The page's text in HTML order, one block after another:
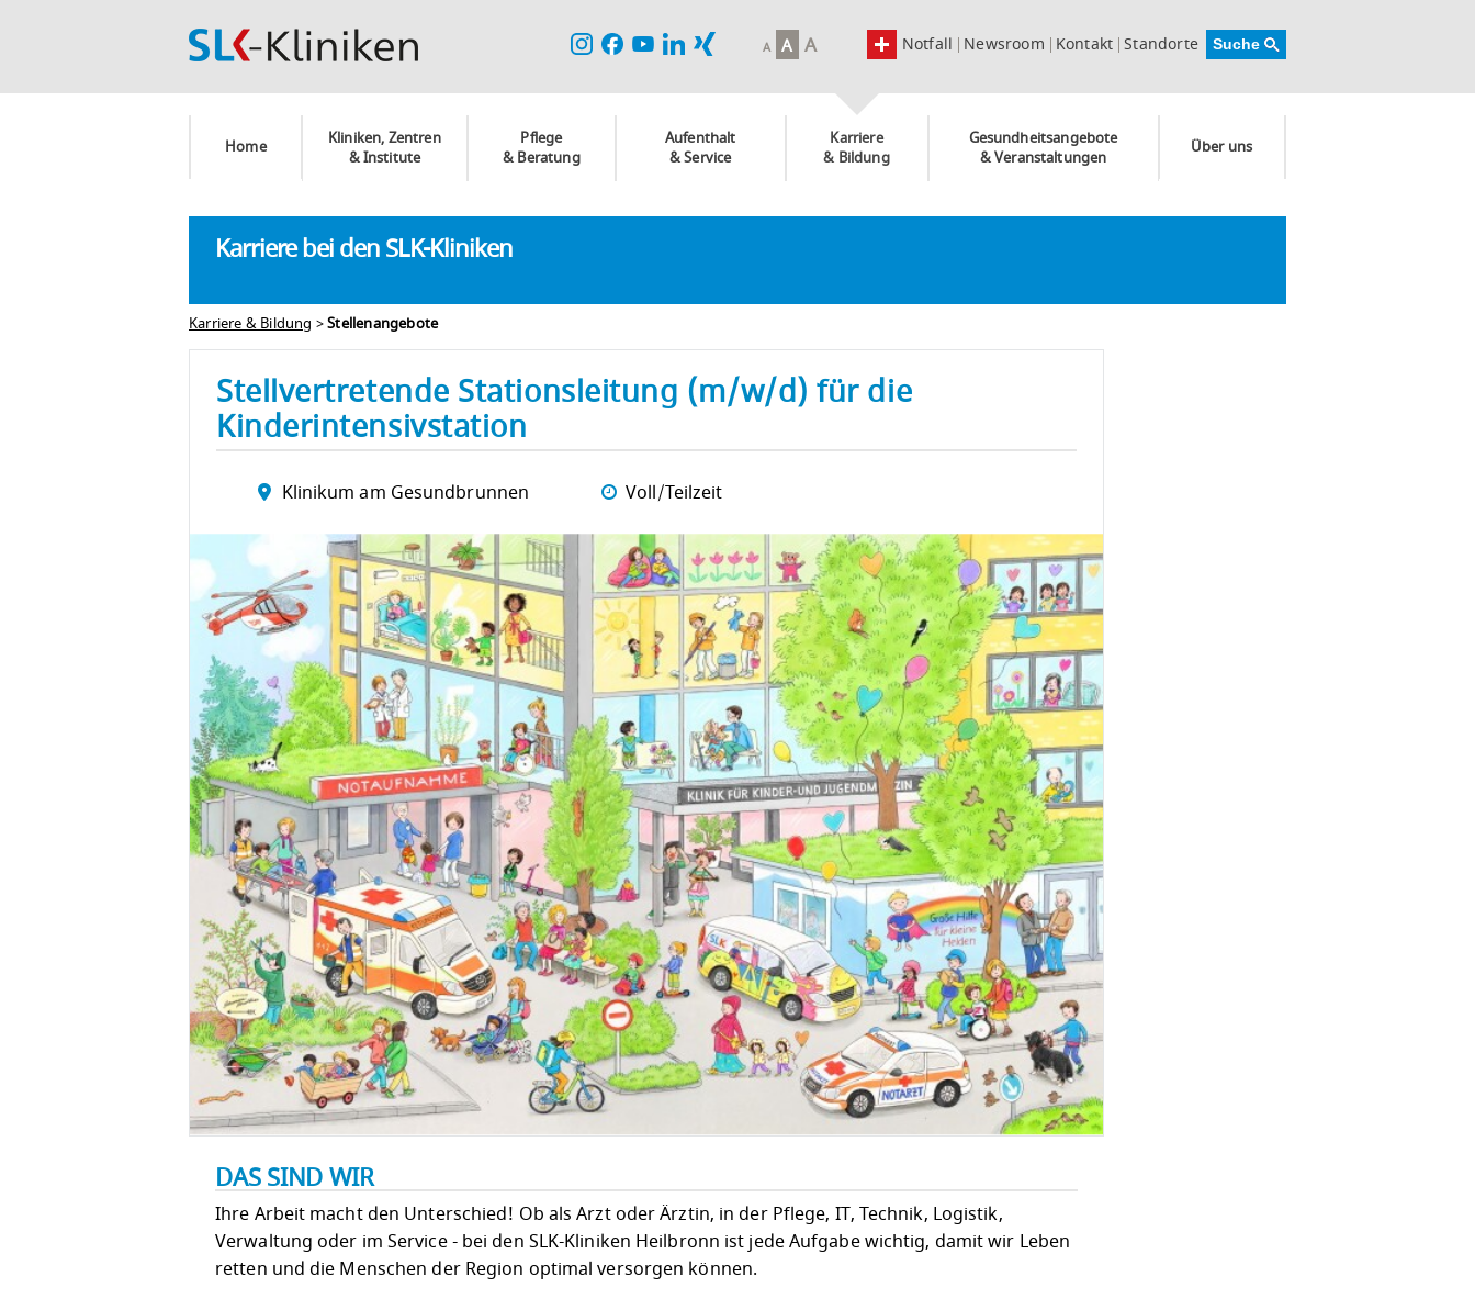
Newsroom Kontakt Standorte
Notfall
A A A
Home
Kliniken, Zentren
& Institute
Pflege
& Beratung
Aufenthalt
& Service
Karriere
& Bildung
Gesundheitsangebote
& Veranstaltungen
Über uns
Karriere bei den SLK-Kliniken
Karriere & Bildung >Stellenangebote
Stellvertretende Stationsleitung (m/w/d) für die
Kinderintensivstation
Klinikum am Gesundbrunnen Voll/Teilzeit
DAS SIND WIR
Ihre Arbeit macht den Unterschied! Ob als Arzt oder Ärztin, in der Pflege, IT, Technik, Logistik,
Verwaltung oder im Service - bei den SLK-Kliniken Heilbronn ist jede Aufgabe wichtig, damit wir Leben
retten und die Menschen der Region optimal versorgen können.